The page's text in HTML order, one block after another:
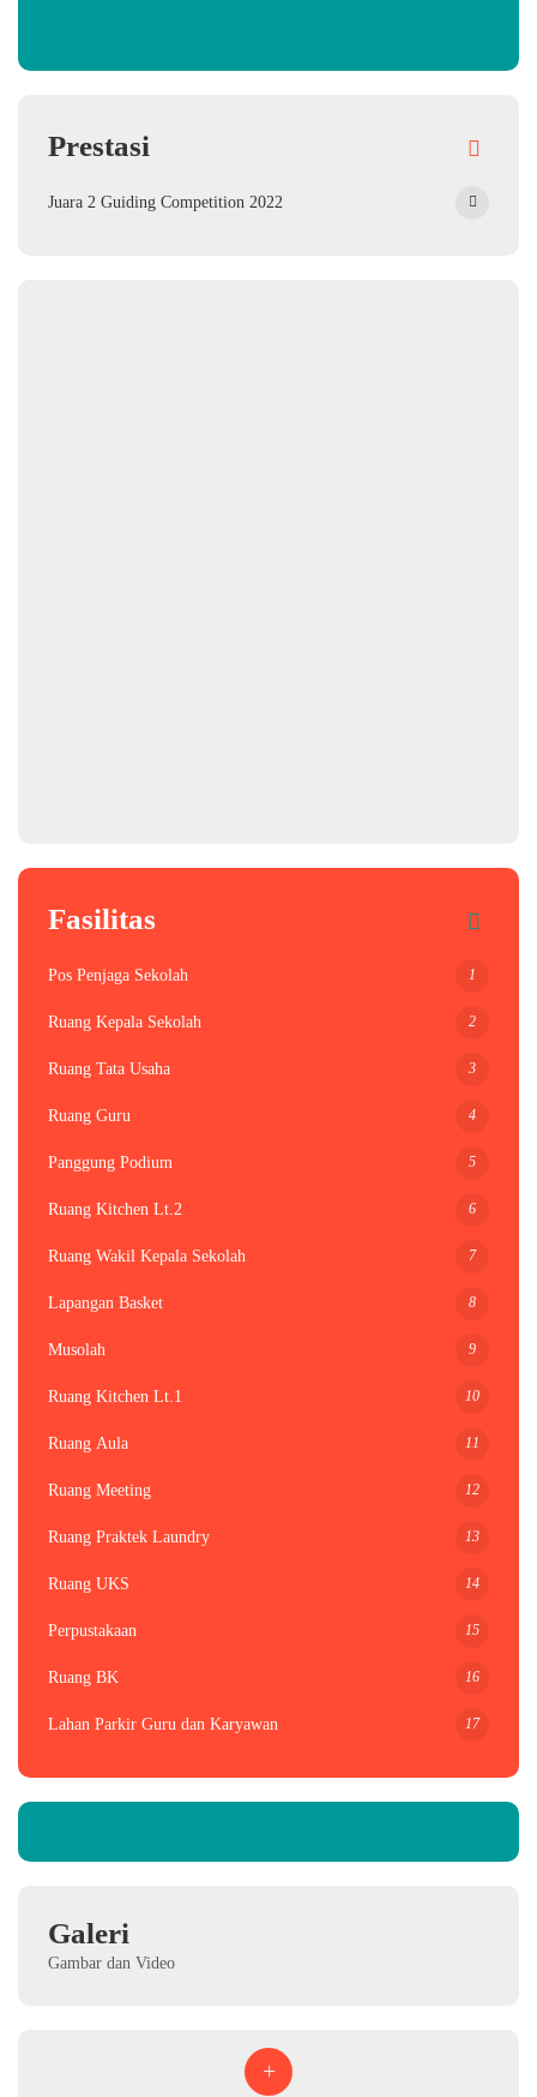
Prestasi
Juara 2 Guiding Competition 2022
Fasilitas
Pos Penjaga Sekolah 1
Ruang Kepala Sekolah 2
Ruang Tata Usaha 3
Ruang Guru 4
Panggung Podium 5
Ruang Kitchen Lt.2 6
Ruang Wakil Kepala Sekolah 7
Lapangan Basket 8
Musolah 9
Ruang Kitchen Lt.1 10
Ruang Aula 11
Ruang Meeting 12
Ruang Praktek Laundry 13
Ruang UKS 14
Perpustakaan 15
Ruang BK 16
Lahan Parkir Guru dan Karyawan 17
Galeri
Gambar dan Video
+